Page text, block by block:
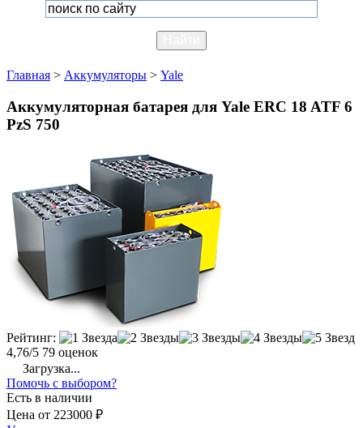
Главная > Аккумуляторы > Yale
Аккумуляторная батарея для Yale ERC 18 ATF 6
PzS 750
Рейтинг:
4,76/5 79 оценок
Загрузка...
Помочь с выбором?
Есть в наличии
Цена от 223000 ₽